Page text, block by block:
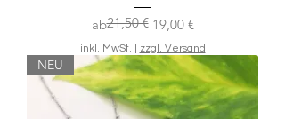
ab
Standardpreis
21,50 € 19,00 €
Sale-Preis
inkl. MwSt. zzgl. Versand
NEU